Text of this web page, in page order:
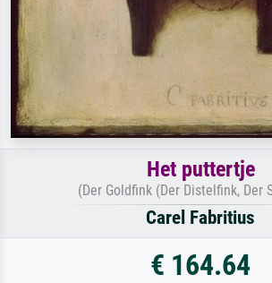
Het puttertje
(Der Goldfink (Der Distelfink, Der
Carel Fabritius
€ 164.64